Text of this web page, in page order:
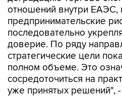
отношений внутри ЕАЭС,
предпринимательские
последовательно
доверие. По ряду
стратегические цели
полном объеме. Это
сосредоточиться на
уже принятых решений",